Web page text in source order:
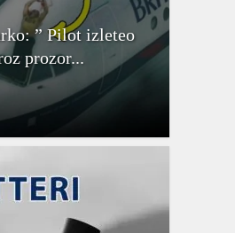
” Pilot izleteo
prozor...